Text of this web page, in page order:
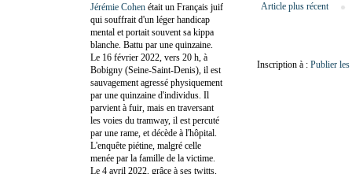
Article plus récent
Inscription à : Publier
Jérémie Cohen était un Français juif
qui souffrait d'un léger handicap
mental et portait souvent sa kippa
blanche. Battu par une quinzaine.
Le 16 février 2022, vers 20 h, à
Bobigny (Seine-Saint-Denis), il est
sauvagement agressé physiquement
par une quinzaine d'individus. Il
parvient à fuir, mais en traversant
les voies du tramway, il est percuté
par une rame, et décède à l'hôpital.
L'enquête piétine, malgré celle
menée par la famille de la victime.
Le 4 avril 2022, grâce à ses twitts,